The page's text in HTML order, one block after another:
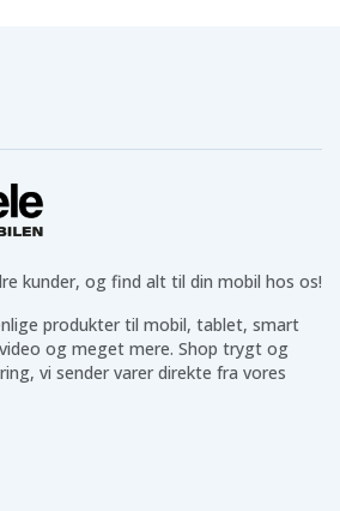
kunder, og find alt til din mobil hos os!
produkter til mobil, tablet, smart
og meget mere. Shop trygt og
vi sender varer direkte fra vores